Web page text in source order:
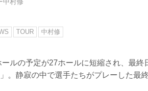
TOUR 中村修
ルの予定が27ホールに短縮され、最終
」。静寂の中で選手たちがプレーした最